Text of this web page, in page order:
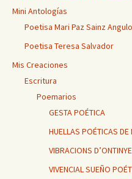
Mini Antologías
Poetisa Mari Paz Sainz Angulo
Poetisa Teresa Salvador
Mis Creaciones
Escritura
Poemarios
GESTA POÉTICA
HUELLAS POÉTICAS DE
VIBRACIONS
VIVENCIAL SUEÑO